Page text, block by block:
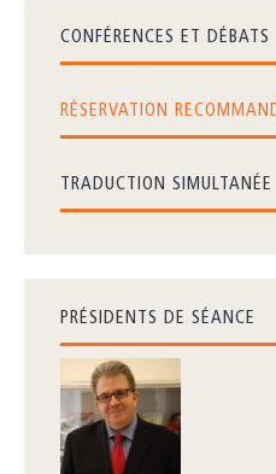
CONFÉRENCES ET DÉBATS
RÉSERVATION
TRADUCTION SIMULTANÉE
PRÉSIDENTS DE SÉANCE